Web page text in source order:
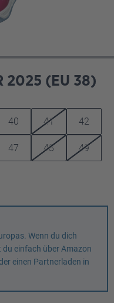
2025 (EU 38)
40 41 42
47 48 49
Wenn du dich
einfach über Amazon
einen Partnerladen in